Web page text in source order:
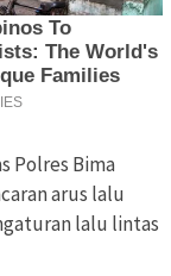
Polres Bima
arus lalu
lalu lintas